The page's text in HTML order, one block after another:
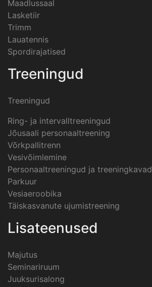
Maadlussaal
Lasketiir
Trimm
Lauatennis
Spordirajatised
Treeningud
Treeningud
Ring- ja intervalltreeningud
Jõusaali personaaltreening
Võrkpallitrenn
Vesivõimlemine
Personaaltreeningud ja treeningkavad
Parkuur
Vesiaeroobika
Täiskasvanute ujumistreening
Lisateenused
Majutus
Seminariruum
Juuksurisalong